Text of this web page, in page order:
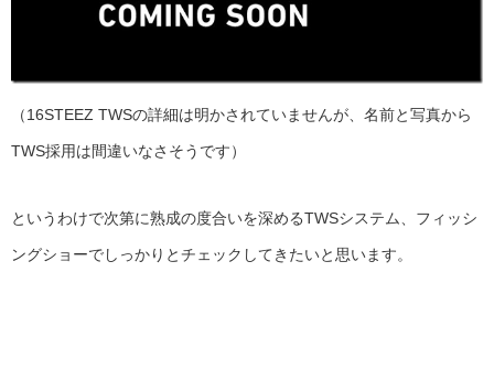
（16STEEZ TWSの詳細は明かされていませんが、名前と写真から
TWS採用は間違いなさそうです）
というわけで次第に熟成の度合いを深めるTWSシステム、フィッシ
ングショーでしっかりとチェックしてきたいと思います。